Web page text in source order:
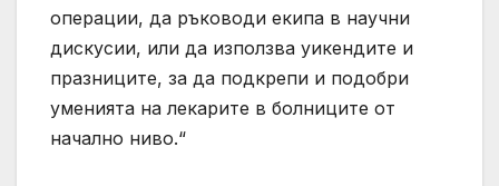
операции, да ръководи екипа в научни
дискусии, или да използва уикендите и
празниците, за да подкрепи и подобри
уменията на лекарите в болниците от
начално ниво.“